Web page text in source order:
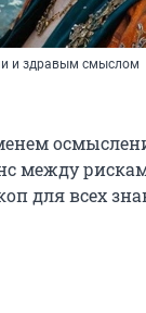
и здравым смыслом
между
для всех